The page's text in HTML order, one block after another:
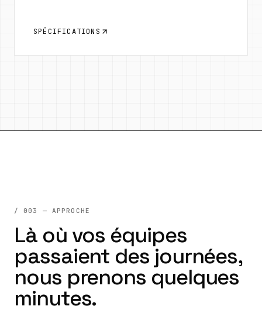
SPÉCIFICATIONS
/ 003 — APPROCHE
Là où vos équipes
passaient des journées,
nous prenons quelques
minutes.